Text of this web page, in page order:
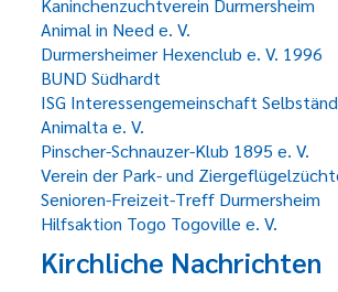
Kaninchenzuchtverein Durmersheim
Animal in Need e. V.
Durmersheimer Hexenclub e. V. 1996
BUND Südhardt
ISG Interessengemeinschaft
Animalta e. V.
Pinscher-Schnauzer-Klub 1895 e. V.
Verein der Park- und
Senioren-Freizeit-Treff Durmersheim
Hilfsaktion Togo Togoville e. V.
Kirchliche Nachrichten